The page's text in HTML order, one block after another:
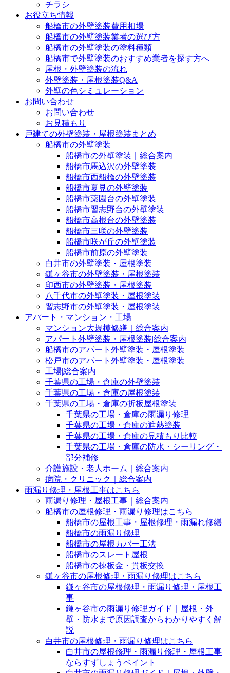
チラシ
お役立ち情報
船橋市の外壁塗装費用相場
船橋市の外壁塗装業者の選び方
船橋市の外壁塗装の塗料種類
船橋市で外壁塗装のおすすめ業者を探す方へ
屋根・外壁塗装の流れ
外壁塗装・屋根塗装Q&A
外壁の色シミュレーション
お問い合わせ
お問い合わせ
お見積もり
戸建ての外壁塗装・屋根塗装まとめ
船橋市の外壁塗装
船橋市の外壁塗装｜総合案内
船橋市馬込沢の外壁塗装
船橋市西船橋の外壁塗装
船橋市夏見の外壁塗装
船橋市薬園台の外壁塗装
船橋市習志野台の外壁塗装
船橋市高根台の外壁塗装
船橋市三咲の外壁塗装
船橋市咲が丘の外壁塗装
船橋市前原の外壁塗装
白井市の外壁塗装・屋根塗装
鎌ヶ谷市の外壁塗装・屋根塗装
印西市の外壁塗装・屋根塗装
八千代市の外壁塗装・屋根塗装
習志野市の外壁塗装・屋根塗装
アパート・マンション・工場
マンション大規模修繕｜総合案内
アパート外壁塗装・屋根塗装|総合案内
船橋市のアパート外壁塗装・屋根塗装
松戸市のアパート外壁塗装・屋根塗装
工場|総合案内
千葉県の工場・倉庫の外壁塗装
千葉県の工場・倉庫の屋根塗装
千葉県の工場・倉庫の折板屋根塗装
千葉県の工場・倉庫の雨漏り修理
千葉県の工場・倉庫の遮熱塗装
千葉県の工場・倉庫の見積もり比較
千葉県の工場・倉庫の防水・シーリング・
部分補修
介護施設・老人ホーム｜総合案内
病院・クリニック｜総合案内
雨漏り修理・屋根工事はこちら
雨漏り修理・屋根工事｜総合案内
船橋市の屋根修理・雨漏り修理はこちら
船橋市の屋根工事・屋根修理・雨漏れ修繕
船橋市の雨漏り修理
船橋市の屋根カバー工法
船橋市のスレート屋根
船橋市の棟板金・貫板交換
鎌ヶ谷市の屋根修理・雨漏り修理はこちら
鎌ヶ谷市の屋根修理・雨漏り修理・屋根工
事
鎌ヶ谷市の雨漏り修理ガイド｜屋根・外
壁・防水まで原因調査からわかりやすく解
説
白井市の屋根修理・雨漏り修理はこちら
白井市の屋根修理・雨漏り修理・屋根工事
ならすずしょうペイント